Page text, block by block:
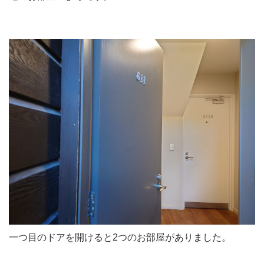
一つ目のドアを開けると2つのお部屋がありました。